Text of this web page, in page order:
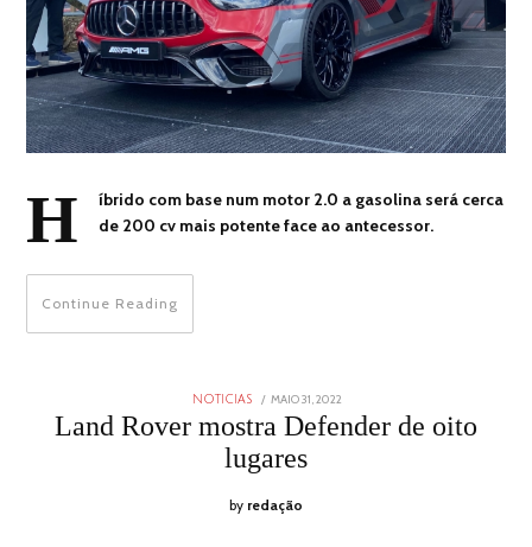
H
íbrido com base num motor 2.0 a gasolina será cerca
de 200 cv mais potente face ao antecessor.
Continue Reading
NOTICIAS
POSTED
ON
MAIO 31, 2022
2022
Land Rover mostra Defender de oito
lugares
by redação